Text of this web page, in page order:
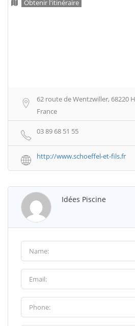
Obtenir l'itinéraire
62 route de Wentzwiller, 68220
France
03 89 68 51 55
http://www.schoeffel-et-fils.fr
Idées Piscine